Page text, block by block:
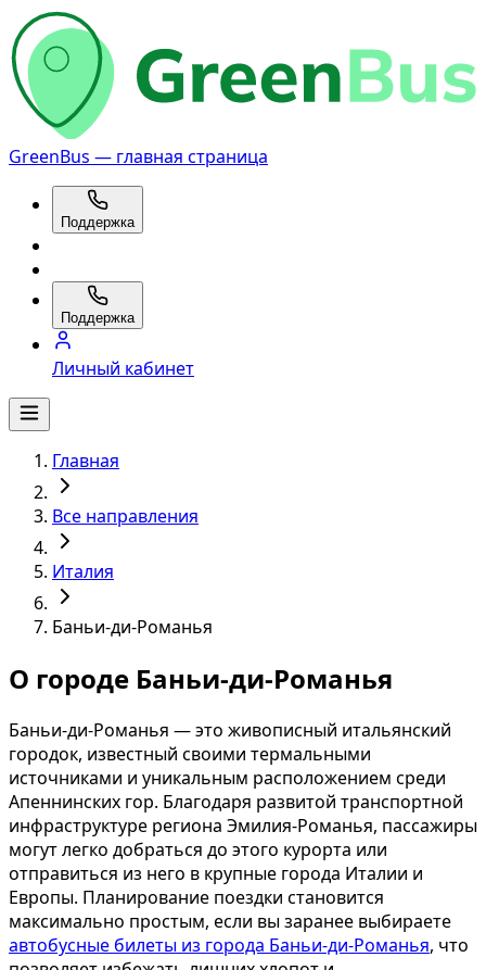
GreenBus — главная страница
Поддержка
Поддержка
Личный кабинет
Главная
Все направления
Италия
Баньи-ди-Романья
О городе Баньи-ди-Романья
Баньи-ди-Романья — это живописный итальянский
городок, известный своими термальными
источниками и уникальным расположением среди
Апеннинских гор. Благодаря развитой транспортной
инфраструктуре региона Эмилия-Романья, пассажиры
могут легко добраться до этого курорта или
отправиться из него в крупные города Италии и
Европы. Планирование поездки становится
максимально простым, если вы заранее выбираете
автобусные билеты из города Баньи-ди-Романья, что